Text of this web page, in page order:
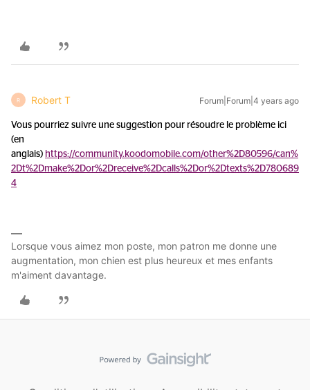
R Robert T Forum|Forum|4 years ago
Vous pourriez suivre une suggestion pour résoudre le problème ici
(en
anglais) https://community.koodomobile.com/other%2D80596/can%
2Dt%2Dmake%2Dor%2Dreceive%2Dcalls%2Dor%2Dtexts%2D780689
4
Lorsque vous aimez mon poste, mon patron me donne une
augmentation, mon chien est plus heureux et mes enfants
m'aiment davantage.